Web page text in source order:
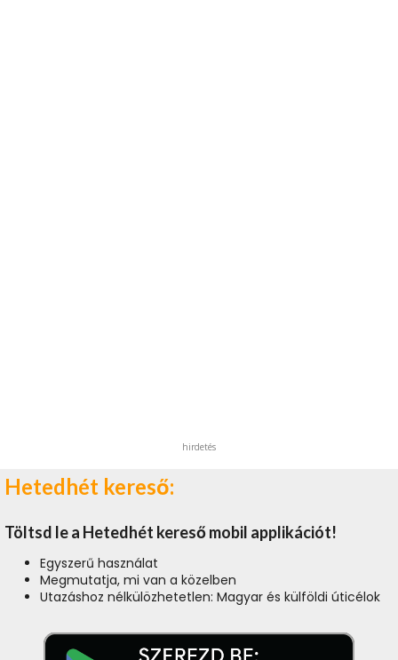
hirdetés
Hetedhét kereső:
Töltsd le a Hetedhét kereső mobil applikációt!
Egyszerű használat
Megmutatja, mi van a közelben
Utazáshoz nélkülözhetetlen: Magyar és külföldi úticélok